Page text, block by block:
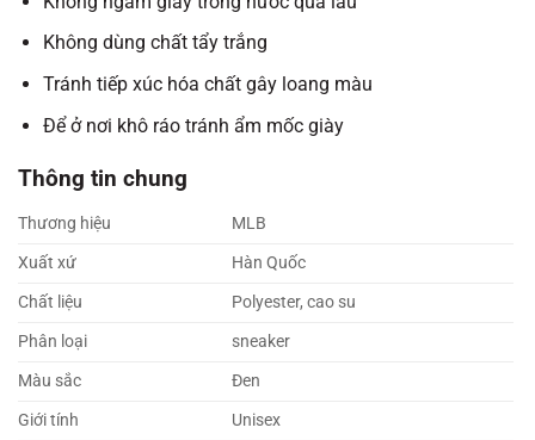
Không dùng chất tẩy trắng
Tránh tiếp xúc hóa chất gây loang màu
Để ở nơi khô ráo tránh ẩm mốc giày
Thông tin chung
Thương hiệu
MLB
Xuất xứ
Hàn Quốc
Chất liệu
Polyester, cao su
Phân loại
sneaker
Màu sắc
Đen
Giới tính
Unisex